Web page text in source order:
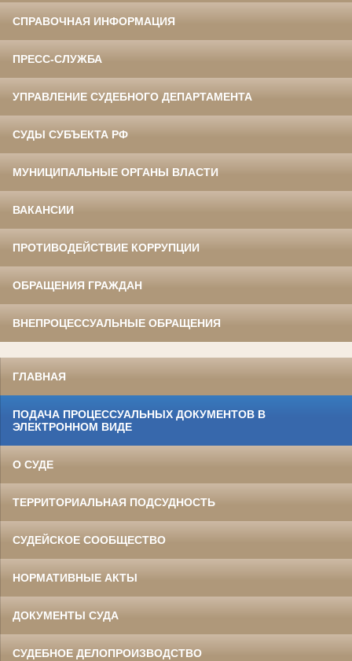
СПРАВОЧНАЯ ИНФОРМАЦИЯ
ПРЕСС-СЛУЖБА
УПРАВЛЕНИЕ СУДЕБНОГО ДЕПАРТАМЕНТА
СУДЫ СУБЪЕКТА РФ
МУНИЦИПАЛЬНЫЕ ОРГАНЫ ВЛАСТИ
ВАКАНСИИ
ПРОТИВОДЕЙСТВИЕ КОРРУПЦИИ
ОБРАЩЕНИЯ ГРАЖДАН
ВНЕПРОЦЕССУАЛЬНЫЕ ОБРАЩЕНИЯ
ГЛАВНАЯ
ПОДАЧА ПРОЦЕССУАЛЬНЫХ ДОКУМЕНТОВ В
ЭЛЕКТРОННОМ ВИДЕ
О СУДЕ
ТЕРРИТОРИАЛЬНАЯ ПОДСУДНОСТЬ
СУДЕЙСКОЕ СООБЩЕСТВО
НОРМАТИВНЫЕ АКТЫ
ДОКУМЕНТЫ СУДА
СУДЕБНОЕ ДЕЛОПРОИЗВОДСТВО